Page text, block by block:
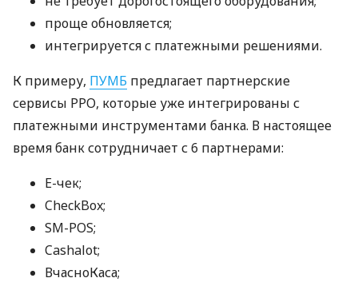
проще обновляется;
интегрируется с платежными решениями.
К примеру, ПУМБ предлагает партнерские
сервисы РРО, которые уже интегрированы с
платежными инструментами банка. В настоящее
время банк сотрудничает с 6 партнерами:
E-чек;
CheckBox;
SM-POS;
Cashalot;
ВчасноКаса;